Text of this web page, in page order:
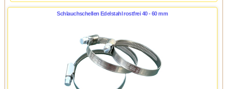
Schlauchschellen Edelstahl rostfrei 40 - 60 mm